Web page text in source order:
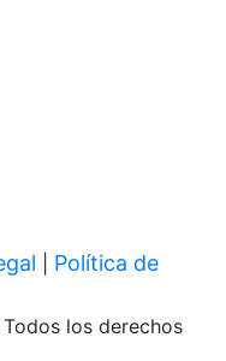
Política de
los derechos